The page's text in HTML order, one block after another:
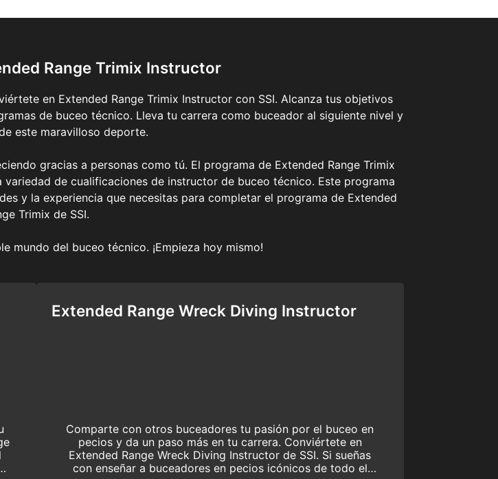
Range Trimix Instructor
en Extended Range Trimix Instructor con SSI. Alcanza tus objetivos
de buceo técnico. Lleva tu carrera como buceador al siguiente nivel y
este maravilloso deporte.
gracias a personas como tú. El programa de Extended Range Trimix
de cualificaciones de instructor de buceo técnico. Este programa
y la experiencia que necesitas para completar el programa de Extended
Trimix de SSI.
mundo del buceo técnico. ¡Empieza hoy mismo!
Extended Range Wreck Diving Instructor
Comparte con otros buceadores tu pasión por el buceo en
pecios y da un paso más en tu carrera. Conviértete en
Extended Range Wreck Diving Instructor de SSI. Si sueñas
con enseñar a buceadores en pecios icónicos de todo el